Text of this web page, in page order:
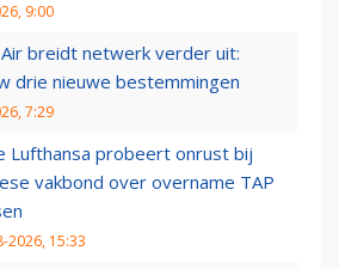
9:00
Air breidt netwerk verder uit:
drie nieuwe bestemmingen
7:29
Lufthansa probeert onrust bij
vakbond over overname TAP
2026, 15:33